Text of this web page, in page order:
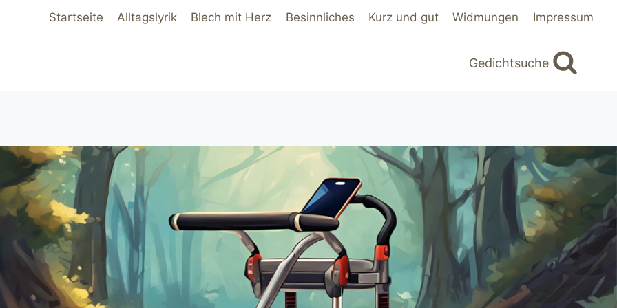
Startseite Alltagslyrik Blech mit Herz Besinnliches Kurz und gut Widmungen Impressum
Gedichtsuche